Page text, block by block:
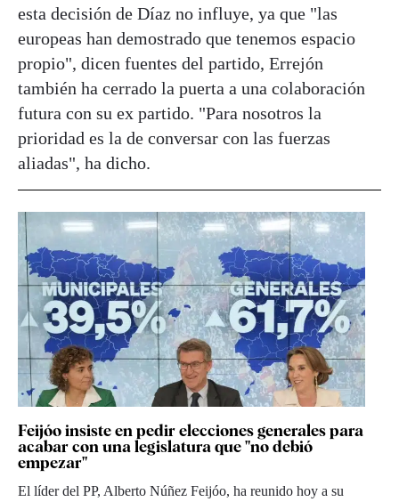
esta decisión de Díaz no influye, ya que "las
europeas han demostrado que tenemos espacio
propio", dicen fuentes del partido, Errejón
también ha cerrado la puerta a una colaboración
futura con su ex partido. "Para nosotros la
prioridad es la de conversar con las fuerzas
aliadas", ha dicho.
Feijóo insiste en pedir elecciones generales para
acabar con una legislatura que "no debió
empezar"
El líder del PP, Alberto Núñez Feijóo, ha reunido hoy a su